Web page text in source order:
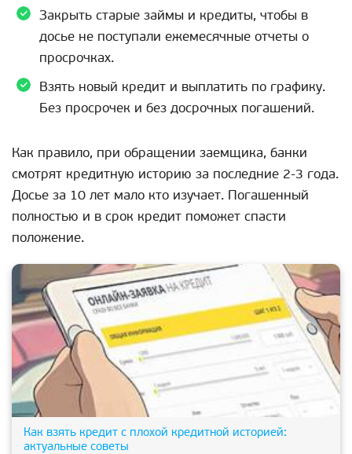
Закрыть старые займы и кредиты, чтобы в
досье не поступали ежемесячные отчеты о
просрочках.
Взять новый кредит и выплатить по графику.
Без просрочек и без досрочных погашений.
Как правило, при обращении заемщика, банки
смотрят кредитную историю за последние 2-3 года.
Досье за 10 лет мало кто изучает. Погашенный
полностью и в срок кредит поможет спасти
положение.
Как взять кредит с плохой кредитной историей:
актуальные советы